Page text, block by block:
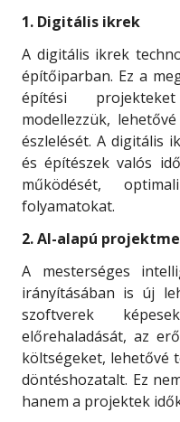
1. Digitális ikrek
A digitális ikrek
építőiparban. Ez a
építési
modellezzük,
észlelését. A digitális
és építészek valós
működését,
folyamatokat.
2. AI-alapú
A mesterséges
irányításában is új
szoftverek
előrehaladását, az
költségeket, lehetővé
döntéshozatalt. Ez
hanem a projektek